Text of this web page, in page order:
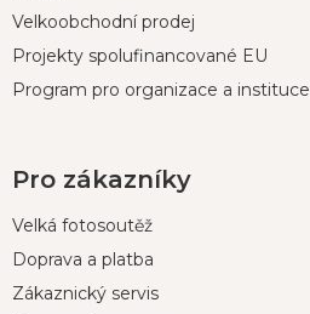
Velkoobchodní prodej
Projekty spolufinancované EU
Program pro organizace a instituce
Pro zákazníky
Velká fotosoutěž
Doprava a platba
Zákaznický servis